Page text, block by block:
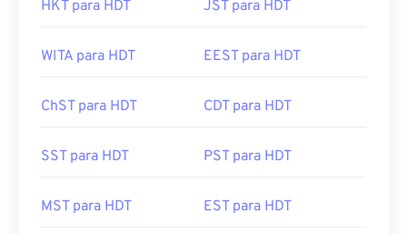
HKT para HDT JST para HDT
WITA para HDT EEST para HDT
ChST para HDT CDT para HDT
SST para HDT PST para HDT
MST para HDT EST para HDT